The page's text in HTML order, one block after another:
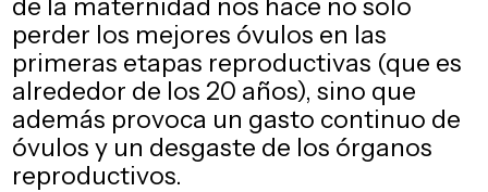
de la maternidad nos hace no solo
perder los mejores óvulos en las
primeras etapas reproductivas (que es
alrededor de los 20 años), sino que
además provoca un gasto continuo de
óvulos y un desgaste de los órganos
reproductivos.